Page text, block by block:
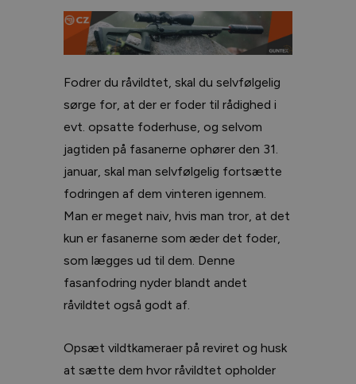
Fodrer du råvildtet, skal du selvfølgelig
sørge for, at der er foder til rådighed i
evt. opsatte foderhuse, og selvom
jagtiden på fasanerne ophører den 31.
januar, skal man selvfølgelig fortsætte
fodringen af dem vinteren igennem.
Man er meget naiv, hvis man tror, at det
kun er fasanerne som æder det foder,
som lægges ud til dem. Denne
fasanfodring nyder blandt andet
råvildtet også godt af.
Opsæt vildtkameraer på reviret og husk
at sætte dem hvor råvildtet opholder